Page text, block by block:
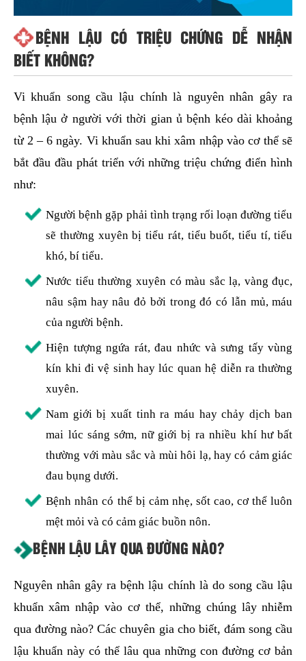
BỆNH LẬU CÓ TRIỆU CHỨNG DỄ NHẬN
BIẾT KHÔNG?
Vi khuẩn song cầu lậu chính là nguyên nhân gây ra
bệnh lậu ở người với thời gian ủ bệnh kéo dài khoảng
từ 2 – 6 ngày. Vi khuẩn sau khi xâm nhập vào cơ thể sẽ
bắt đầu đầu phát triển với những triệu chứng điển hình
như:
Người bệnh gặp phải tình trạng rối loạn đường tiểu
sẽ thường xuyên bị tiểu rát, tiểu buốt, tiểu tí, tiểu
khó, bí tiểu.
Nước tiểu thường xuyên có màu sắc lạ, vàng đục,
nâu sậm hay nâu đỏ bởi trong đó có lẫn mủ, máu
của người bệnh.
Hiện tượng ngứa rát, đau nhức và sưng tấy vùng
kín khi đi vệ sinh hay lúc quan hệ diễn ra thường
xuyên.
Nam giới bị xuất tinh ra máu hay chảy dịch ban
mai lúc sáng sớm, nữ giới bị ra nhiều khí hư bất
thường với màu sắc và mùi hôi lạ, hay có cảm giác
đau bụng dưới.
Bệnh nhân có thể bị cảm nhẹ, sốt cao, cơ thể luôn
mệt mỏi và có cảm giác buồn nôn.
BỆNH LẬU LÂY QUA ĐƯỜNG NÀO?
Nguyên nhân gây ra bệnh lậu chính là do song cầu lậu
khuẩn xâm nhập vào cơ thể, những chúng lây nhiễm
qua đường nào? Các chuyên gia cho biết, đám song cầu
lậu khuẩn này có thể lâu qua những con đường cơ bản